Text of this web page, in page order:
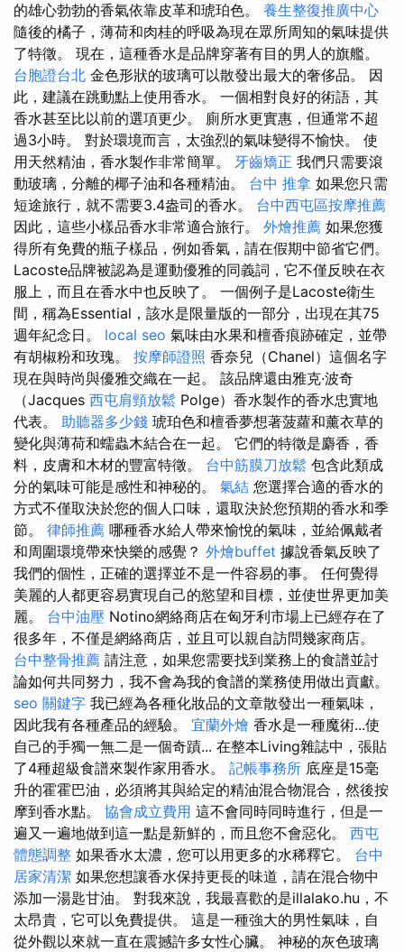
的雄心勃勃的香氣依靠皮革和琥珀色。 養生整復推廣中心
隨後的橘子，薄荷和肉桂的呼吸為現在眾所周知的氣味提供
了特徵。 現在，這種香水是品牌穿著有目的男人的旗艦。
台胞證台北 金色形狀的玻璃可以散發出最大的奢侈品。 因
此，建議在跳動點上使用香水。 一個相對良好的術語，其
香水甚至比以前的選項更少。 廁所水更實惠，但通常不超
過3小時。 對於環境而言，太強烈的氣味變得不愉快。 使
用天然精油，香水製作非常簡單。 牙齒矯正 我們只需要滾
動玻璃，分離的椰子油和各種精油。 台中 推拿 如果您只需
短途旅行，就不需要3.4盎司的香水。 台中西屯區按摩推薦
因此，這些小樣品香水非常適合旅行。 外燴推薦 如果您獲
得所有免費的瓶子樣品，例如香氣，請在假期中節省它們。
Lacoste品牌被認為是運動優雅的同義詞，它不僅反映在衣
服上，而且在香水中也反映了。 一個例子是Lacoste衛生
間，稱為Essential，該水是限量版的一部分，出現在其75
週年紀念日。 local seo 氣味由水果和檀香痕跡確定，並帶
有胡椒粉和玫瑰。 按摩師證照 香奈兒（Chanel）這個名字
現在與時尚與優雅交織在一起。 該品牌還由雅克·波奇
（Jacques 西屯肩頸放鬆 Polge）香水製作的香水忠實地
代表。 助聽器多少錢 琥珀色和檀香夢想著菠蘿和薰衣草的
變化與薄荷和蠕蟲木結合在一起。 它們的特徵是麝香，香
料，皮膚和木材的豐富特徵。 台中筋膜刀放鬆 包含此類成
分的氣味可能是感性和神秘的。 氣結 您選擇合適的香水的
方式不僅取決於您的個人口味，還取決於您預期的香水和季
節。 律師推薦 哪種香水給人帶來愉悅的氣味，並給佩戴者
和周圍環境帶來快樂的感覺？ 外燴buffet 據說香氣反映了
我們的個性，正確的選擇並不是一件容易的事。 任何覺得
美麗的人都更容易實現自己的慾望和目標，並使世界更加美
麗。 台中油壓 Notino網絡商店在匈牙利市場上已經存在了
很多年，不僅是網絡商店，並且可以親自訪問幾家商店。
台中整骨推薦 請注意，如果您需要找到業務上的食譜並討
論如何共同努力，我不會為我的食譜的業務使用做出貢獻。
seo 關鍵字 我已經為各種化妝品的文章散發出一種氣味，
因此我有各種產品的經驗。 宜蘭外燴 香水是一種魔術...使
自己的手獨一無二是一個奇蹟... 在整本Living雜誌中，張貼
了4種超級食譜來製作家用香水。 記帳事務所 底座是15毫
升的霍霍巴油，必須將其與給定的精油混合物混合，然後按
摩到香水點。 協會成立費用 這不會同時同時進行，但是一
遍又一遍地做到這一點是新鮮的，而且您不會惡化。 西屯
體態調整 如果香水太濃，您可以用更多的水稀釋它。 台中
居家清潔 如果您想讓香水保持更長的味道，請在混合物中
添加一湯匙甘油。 對我來說，我最喜歡的是illalako.hu，不
太昂貴，它可以免費提供。 這是一種強大的男性氣味，自
從外觀以來就一直在震撼許多女性心臟。 神秘的灰色玻璃